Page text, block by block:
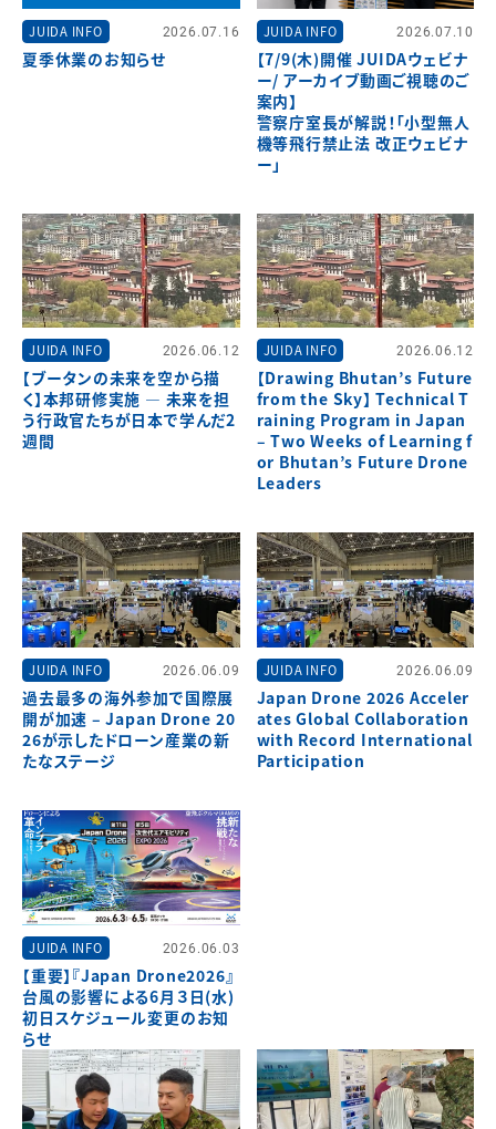
JUIDA INFO 2026.07.16
夏季休業のお知らせ
JUIDA INFO 2026.07.10
【7/9(木)開催 JUIDAウェビナ
ー/ アーカイブ動画ご視聴のご
案内】
警察庁室長が解説！「小型無人
機等飛行禁止法 改正ウェビナ
ー」
JUIDA INFO 2026.06.12
【ブータンの未来を空から描
く】本邦研修実施 ― 未来を担
う行政官たちが日本で学んだ2
週間
JUIDA INFO 2026.06.12
【Drawing Bhutan’s Future
from the Sky】 Technical T
raining Program in Japan
– Two Weeks of Learning f
or Bhutan’s Future Drone
Leaders
JUIDA INFO 2026.06.09
過去最多の海外参加で国際展
開が加速 – Japan Drone 20
26が示したドローン産業の新
たなステージ
JUIDA INFO 2026.06.09
Japan Drone 2026 Acceler
ates Global Collaboration
with Record International
Participation
JUIDA INFO 2026.06.03
【重要】『Japan Drone2026』
台風の影響による6月３日(水)
初日スケジュール変更のお知
らせ